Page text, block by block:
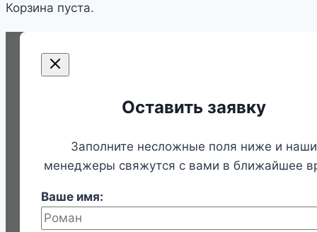
Корзина пуста.
Оставить заявку
Заполните несложные поля ниже и наши
менеджеры свяжутся с вами в ближайшее
Ваше имя: